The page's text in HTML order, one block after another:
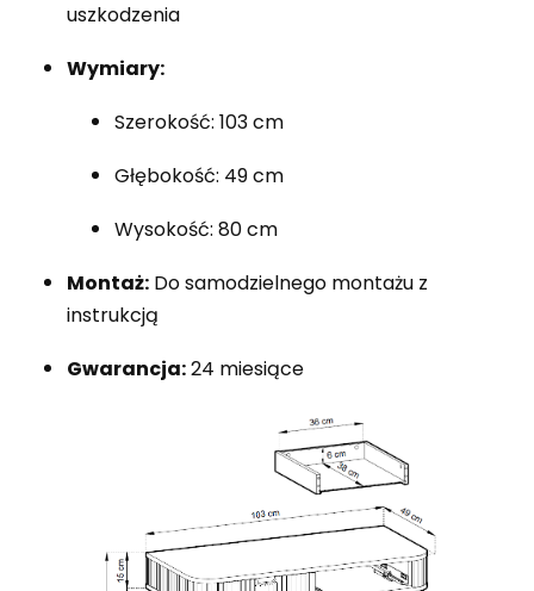
uszkodzenia
Wymiary:
Szerokość: 103 cm
Głębokość: 49 cm
Wysokość: 80 cm
Montaż: Do samodzielnego montażu z
instrukcją
Gwarancja:24 miesiące